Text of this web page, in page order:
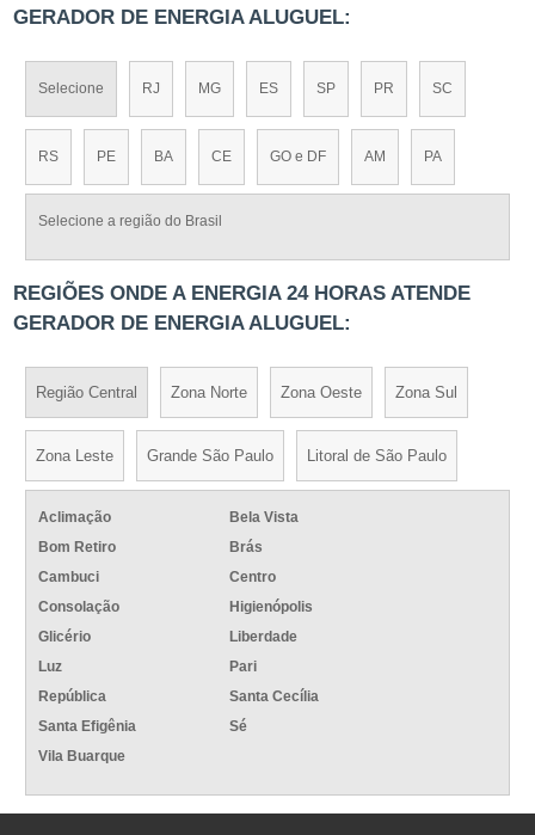
GERADOR DE ENERGIA ALUGUEL:
Selecione RJ MG ES SP PR SC
RS PE BA CE GO e DF AM PA
Selecione a região do Brasil
REGIÕES ONDE A ENERGIA 24 HORAS ATENDE
GERADOR DE ENERGIA ALUGUEL:
Região Central Zona Norte Zona Oeste Zona Sul
Zona Leste Grande São Paulo Litoral de São Paulo
Aclimação
Bela Vista
Bom Retiro
Brás
Cambuci
Centro
Consolação
Higienópolis
Glicério
Liberdade
Luz
Pari
República
Santa Cecília
Santa Efigênia
Sé
Vila Buarque